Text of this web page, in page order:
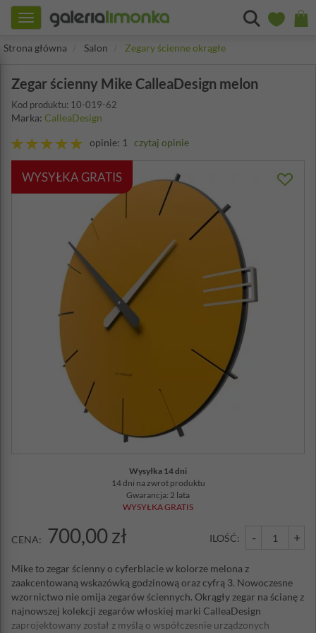
Toggle
navigation
Strona główna
Salon Zegary ścienne okrągłe
Zegar ścienny Mike CalleaDesign melon
Kod produktu: 10-019-62
Marka: CalleaDesign
opinie: 1 czytaj opinie
WYSYŁKA GRATIS
Wysyłka 14 dni
14 dni na zwrot produktu
Gwarancja: 2 lata
WYSYŁKA GRATIS
CENA: 700,00 zł ILOŚĆ: - +
Mike to zegar ścienny o cyferblacie w kolorze melona z
zaakcentowaną wskazówką godzinową oraz cyfrą 3. Nowoczesne
wzornictwo nie omija zegarów ściennych. Okrągły zegar na ścianę z
najnowszej kolekcji zegarów włoskiej marki CalleaDesign
zaprojektowany został z myślą o współczesnie urządzonych